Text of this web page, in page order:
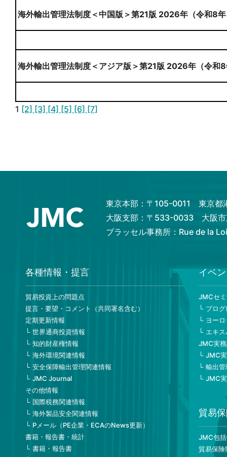
海外輸出管理法制度＜中国版＞第21版 2026年（令和8
海外輸出管理法制度＜アジア版＞第21版 2026年（令和
1 [2] [3] [4] [5] [6] [7]
東京本部：〒105-0011 東京都
大阪支部：〒533-0033 大阪市
ブラッセル事務所：Rue de la
各種情報・提言
貿易投資上の問題点
提言・要望・コメント（共同署名含む）
定期更新情報
世界通商投資情報
知的財産権情報
海外環境関連情報
安全保障輸出管理関連情報
JMC Journal
その他情報
国際税務関連情報
海外製品安全関連情報
Pメール（PE企業・ECAのNews更新）
書籍・報告書・統計
書籍・報告書
イベ
JMCセ
プロ
ヨー
エキ
JMC実
JMC
輸出
JMC
貿易
JMC包
貿易保険